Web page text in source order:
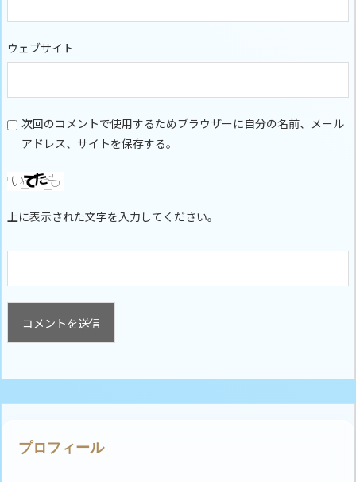
ウェブサイト
次回のコメントで使用するためブラウザーに自分の名前、メール
アドレス、サイトを保存する。
上に表示された文字を入力してください。
プロフィール